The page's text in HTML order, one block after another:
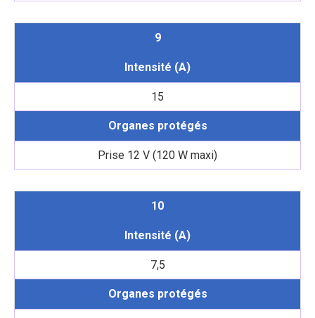
9
Intensité (A)
15
Organes protégés
Prise 12 V (120 W maxi)
10
Intensité (A)
7,5
Organes protégés